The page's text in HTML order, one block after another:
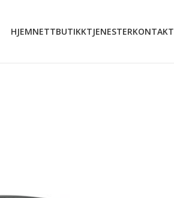
HJEMNETTBUTIKKTJENESTERKONTAKT